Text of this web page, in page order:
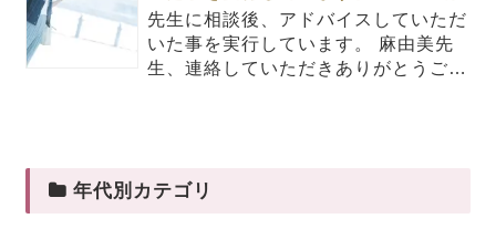
先生に相談後、アドバイスしていただ
いた事を実行しています。 麻由美先
生、連絡していただきありがとうご…
年代別カテゴリ